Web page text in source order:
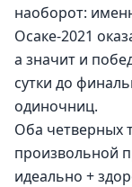
наоборот:
Осаке-2021
а значит и
сутки до
одиночниц.
Оба четверных
произвольной
идеально +